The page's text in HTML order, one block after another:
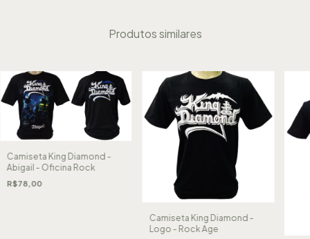
Produtos similares
Camiseta King Diamond -
Abigail - Oficina Rock
R$78,00
Camiseta King Diamond -
Logo - Rock Age